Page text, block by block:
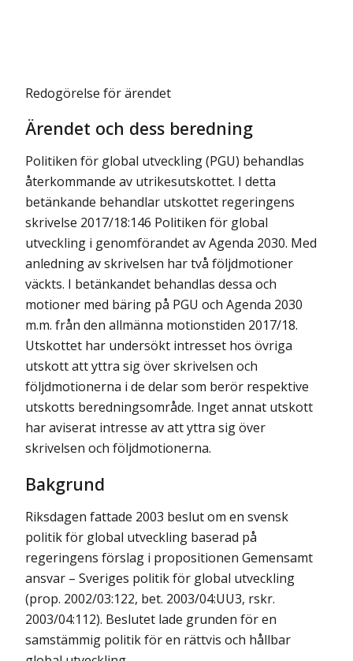
Redogörelse för ärendet
Ärendet och dess beredning
Politiken för global utveckling (PGU) behandlas
återkommande av utrikesutskottet. I detta
betänkande behandlar utskottet regeringens
skrivelse 2017/18:146 Politiken för global
utveckling i genomförandet av Agenda 2030. Med
anledning av skrivelsen har två följdmotioner
väckts. I betänkandet behandlas dessa och
motioner med bäring på PGU och Agenda 2030
m.m. från den allmänna motionstiden 2017/18.
Utskottet har undersökt intresset hos övriga
utskott att yttra sig över skrivelsen och
följdmotionerna i de delar som berör respektive
utskotts beredningsområde. Inget annat utskott
har aviserat intresse av att yttra sig över
skrivelsen och följdmotionerna.
Bakgrund
Riksdagen fattade 2003 beslut om en svensk
politik för global utveckling baserad på
regeringens förslag i propositionen Gemensamt
ansvar – Sveriges politik för global utveckling
(prop. 2002/03:122, bet. 2003/04:UU3, rskr.
2003/04:112). Beslutet lade grunden för en
samstämmig politik för en rättvis och hållbar